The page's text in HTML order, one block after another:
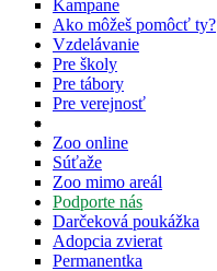
Kampane
Ako môžeš pomôcť ty?
Vzdelávanie
Pre školy
Pre tábory
Pre verejnosť
Zoo online
Súťaže
Zoo mimo areál
Podporte nás
Darčeková poukážka
Adopcia zvierat
Permanentka